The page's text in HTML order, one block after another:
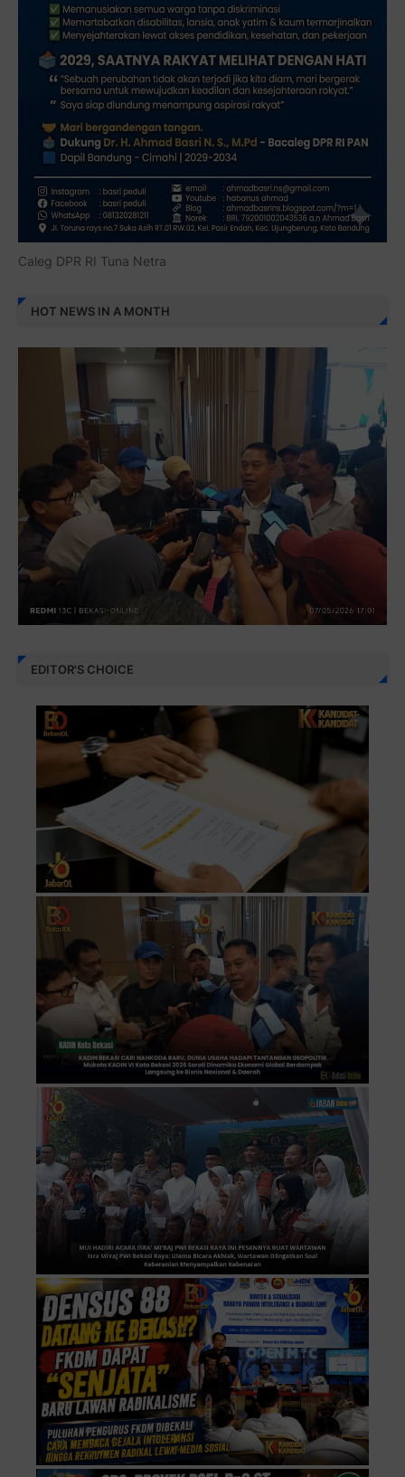
Caleg DPR RI Tuna Netra
HOT NEWS IN A MONTH
EDITOR'S CHOICE